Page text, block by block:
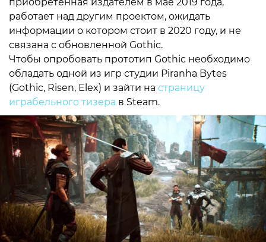
работает над другим проектом, ожидать
информации о котором стоит в 2020 году, и не
связана с обновленной Gothic.
Чтобы опробовать прототип Gothic необходимо
обладать одной из игр студии Piranha Bytes
(Gothic, Risen, Elex) и зайти на страницу
играбельного тизера в Steam.